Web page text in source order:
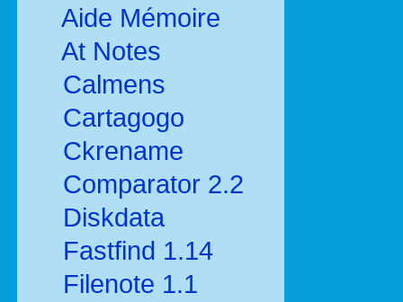
Aide Mémoire
At Notes
Calmens
Cartagogo
Ckrename
Comparator 2.2
Diskdata
Fastfind 1.14
Filenote 1.1